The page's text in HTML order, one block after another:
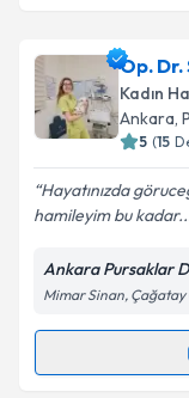
Op. Dr.
oluşturun.
takvim
Kişisel
Metni'ni
Op. Dr.
Kadın
Ankara,
5 (15
Hayatınızda
hamileyim bu
Ankara Pursaklar
Mimar Sinan, Çağatay
Randevu